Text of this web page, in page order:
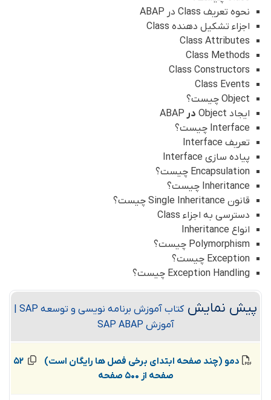
نحوه تعریف Class در ABAP
اجزاء تشکیل دهنده Class
Class Attributes
Class Methods
Class Constructors
Class Events
Object چیست؟
ایجاد Object
در ABAP
Interface چیست؟
تعریف Interface
پیاده سازی Interface
Encapsulation چیست؟
Inheritance چیست؟
قانون Single Inheritance چیست؟
دسترسی به اجزاء Class
انواع Inheritance
Polymorphism چیست؟
Exception چیست؟
Exception Handling چیست؟
پیش نمایش
آموزش SAP ABAP
دمو (چند صفحه ابتدای برخی فصل ها رایگان است)
52
صفحه از 500 صفحه